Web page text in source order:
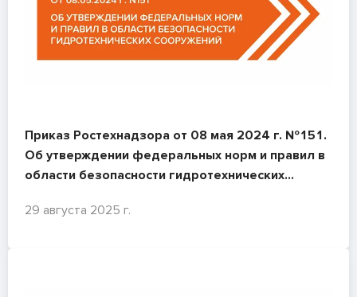
Приказ Ростехнадзора от 08 мая 2024 г. №151.
Об утверждении федеральных норм и правил в
области безопасности гидротехнических
безопасности гидротехнических сооружений
29 августа 2025 г.